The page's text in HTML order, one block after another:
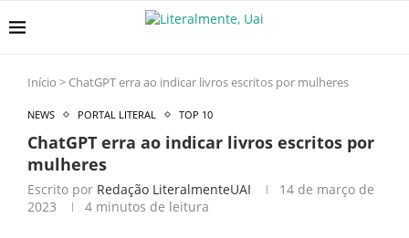
Início > ChatGPT erra ao indicar livros escritos por mulheres
NEWS PORTAL LITERAL TOP 10
ChatGPT erra ao indicar livros escritos por
mulheres
Escrito por Redação LiteralmenteUAI
14 de março de
2023
4 minutos de leitura